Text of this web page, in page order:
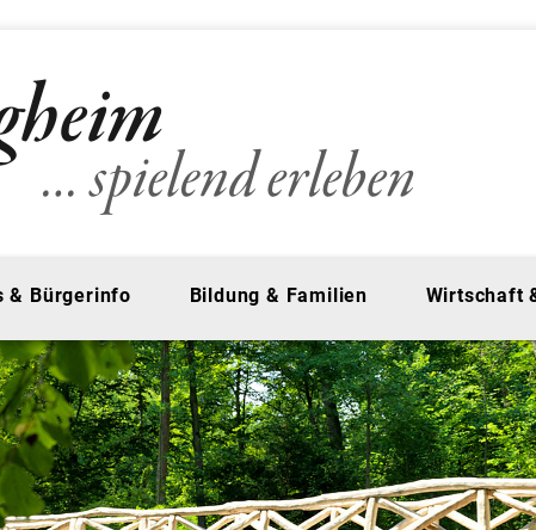
& Bürgerinfo Bildung & Familien Wirtschaft